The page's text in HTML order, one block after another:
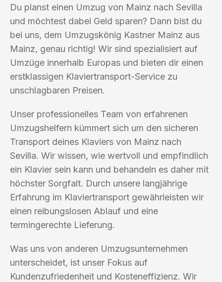
Du planst einen Umzug von Mainz nach Sevilla
und möchtest dabei Geld sparen? Dann bist du
bei uns, dem Umzugskönig Kastner Mainz aus
Mainz, genau richtig! Wir sind spezialisiert auf
Umzüge innerhalb Europas und bieten dir einen
erstklassigen Klaviertransport-Service zu
unschlagbaren Preisen.
Unser professionelles Team von erfahrenen
Umzugshelfern kümmert sich um den sicheren
Transport deines Klaviers von Mainz nach
Sevilla. Wir wissen, wie wertvoll und empfindlich
ein Klavier sein kann und behandeln es daher mit
höchster Sorgfalt. Durch unsere langjährige
Erfahrung im Klaviertransport gewährleisten wir
einen reibungslosen Ablauf und eine
termingerechte Lieferung.
Was uns von anderen Umzugsunternehmen
unterscheidet, ist unser Fokus auf
Kundenzufriedenheit und Kosteneffizienz. Wir